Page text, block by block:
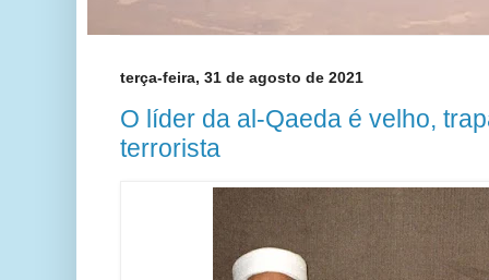
terça-feira, 31 de agosto de 2021
O líder da al-Qaeda é velho,
terrorista